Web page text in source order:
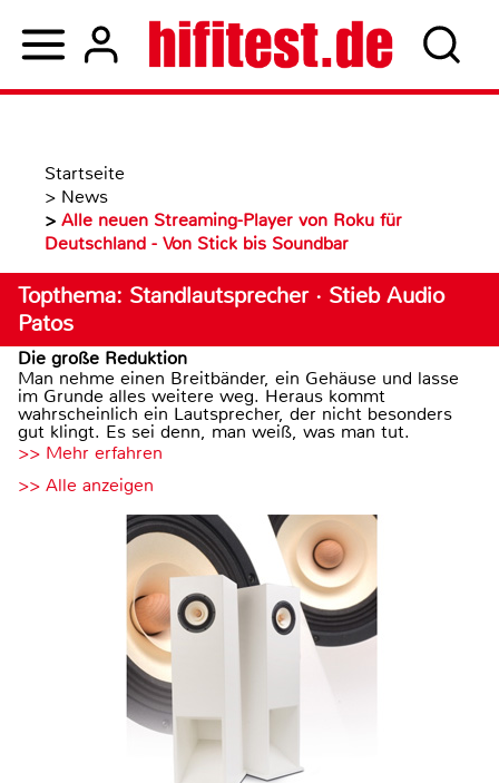
Startseite
> News
> Alle neuen Streaming-Player von Roku für
Deutschland - Von Stick bis Soundbar
Topthema: Standlautsprecher · Stieb Audio
Patos
Die große Reduktion
Man nehme einen Breitbänder, ein Gehäuse und lasse
im Grunde alles weitere weg. Heraus kommt
wahrscheinlich ein Lautsprecher, der nicht besonders
gut klingt. Es sei denn, man weiß, was man tut.
>> Mehr erfahren
>> Alle anzeigen